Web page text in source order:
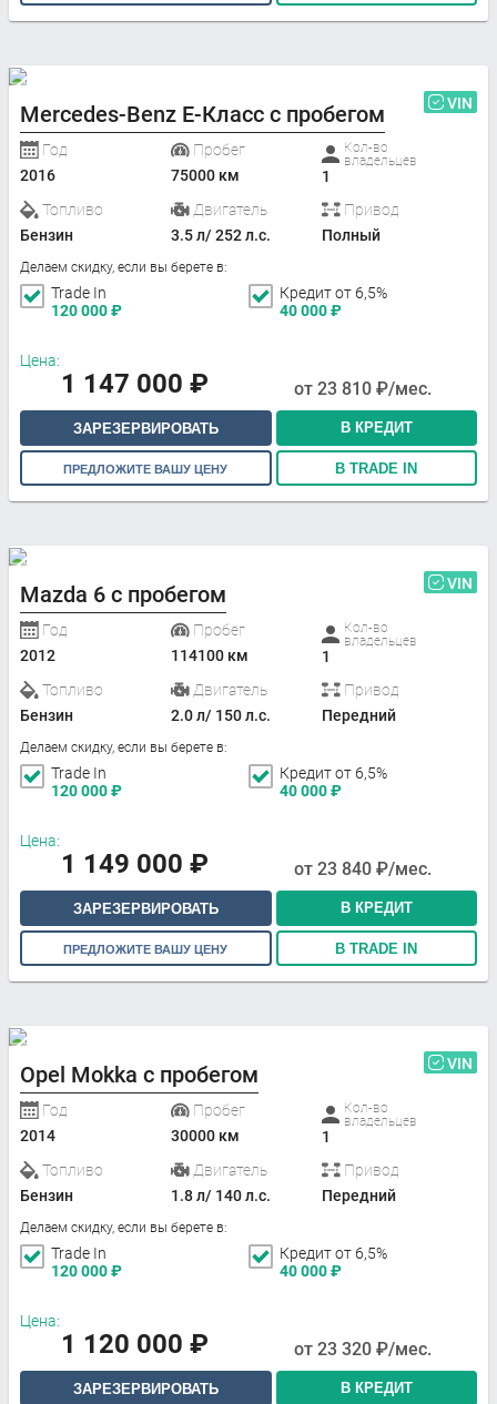
Mercedes-Benz E-Класс с пробегом VIN
Год
2016
Пробег
75000 км
Кол-во
владельцев
1
Топливо
Бензин
Двигатель
3.5 л/ 252 л.с.
Привод
Полный
Делаем скидку, если вы берете в:
Trade In
120 000₽
Кредит от 6,5%
40 000₽
Цена:
1 147 000 ₽ от 23 810 ₽/мес.
ЗАРЕЗЕРВИРОВАТЬ В КРЕДИТ
ПРЕДЛОЖИТЕ ВАШУ ЦЕНУ В TRADE IN
Mazda 6 с пробегом VIN
Год
2012
Пробег
114100 км
Кол-во
владельцев
1
Топливо
Бензин
Двигатель
2.0 л/ 150 л.с.
Привод
Передний
Делаем скидку, если вы берете в:
Trade In
120 000₽
Кредит от 6,5%
40 000₽
Цена:
1 149 000 ₽ от 23 840 ₽/мес.
ЗАРЕЗЕРВИРОВАТЬ В КРЕДИТ
ПРЕДЛОЖИТЕ ВАШУ ЦЕНУ В TRADE IN
Opel Mokka с пробегом VIN
Год
2014
Пробег
30000 км
Кол-во
владельцев
1
Топливо
Бензин
Двигатель
1.8 л/ 140 л.с.
Привод
Передний
Делаем скидку, если вы берете в:
Trade In
120 000₽
Кредит от 6,5%
40 000₽
Цена:
1 120 000 ₽ от 23 320 ₽/мес.
ЗАРЕЗЕРВИРОВАТЬ В КРЕДИТ